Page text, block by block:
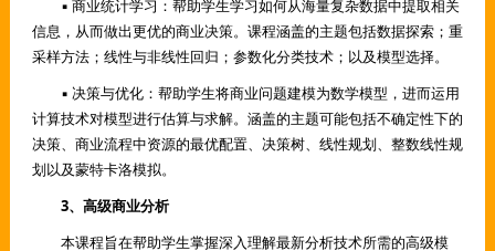
▪ 商业统计学习：帮助学生学习如何从海量复杂数据中提取相关
信息，从而做出更优的商业决策。课程涵盖的主题包括数据探索；重
采样方法；线性与非线性回归；参数化分类技术；以及模型选择。
▪ 决策与优化：帮助学生将商业问题建模为数学模型，进而运用
计算技术对模型进行估算与求解。涵盖的主题可能包括不确定性下的
决策、商业流程中资源的最优配置、决策树、线性规划、整数线性规
划以及蒙特卡洛模拟。
3、高级商业分析
本课程旨在帮助学生掌握深入理解最新分析技术所需的高级模